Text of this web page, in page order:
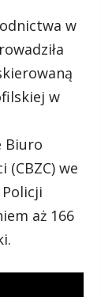
w
w
Biuro
(CBZC) we
aż 166